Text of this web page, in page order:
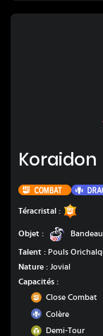
Koraidon
Combat
Téracristal :
Objet :
Talent : Pouls
Nature : Jovial
Capacités :
Combat
Close Combat
Dragon
Colère
Insecte
Demi-Tour